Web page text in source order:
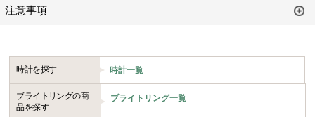
注意事項
時計を探す 時計一覧
ブライトリングの商
品を探す
ブライトリング一覧